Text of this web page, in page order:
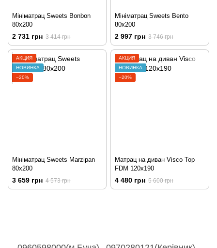
Мініматрац Sweets Bonbon
80x200
2 731 грн 3 414 грн
Мініматрац Sweets Bento
80x200
2 997 грн 3 746 грн
АКЦИЯ
НОВИНКА
−20%
Мініматрац Sweets Marzipan
80x200
3 659 грн 4 573 грн
АКЦИЯ
НОВИНКА
−20%
Матрац на диван Visco Top
FDM 120x190
4 480 грн 5 600 грн